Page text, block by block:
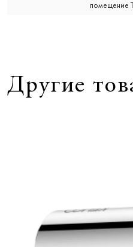
помещение
Другие